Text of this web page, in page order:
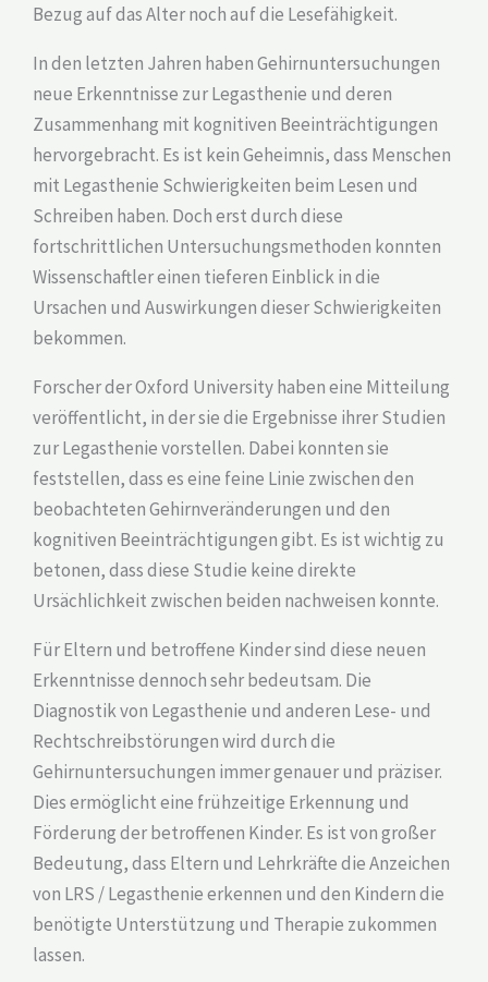
Bezug auf das Alter noch auf die Lesefähigkeit.
In den letzten Jahren haben Gehirnuntersuchungen
neue Erkenntnisse zur Legasthenie und deren
Zusammenhang mit kognitiven Beeinträchtigungen
hervorgebracht. Es ist kein Geheimnis, dass Menschen
mit Legasthenie Schwierigkeiten beim Lesen und
Schreiben haben. Doch erst durch diese
fortschrittlichen Untersuchungsmethoden konnten
Wissenschaftler einen tieferen Einblick in die
Ursachen und Auswirkungen dieser Schwierigkeiten
bekommen.
Forscher der Oxford University haben eine Mitteilung
veröffentlicht, in der sie die Ergebnisse ihrer Studien
zur Legasthenie vorstellen. Dabei konnten sie
feststellen, dass es eine feine Linie zwischen den
beobachteten Gehirnveränderungen und den
kognitiven Beeinträchtigungen gibt. Es ist wichtig zu
betonen, dass diese Studie keine direkte
Ursächlichkeit zwischen beiden nachweisen konnte.
Für Eltern und betroffene Kinder sind diese neuen
Erkenntnisse dennoch sehr bedeutsam. Die
Diagnostik von Legasthenie und anderen Lese- und
Rechtschreibstörungen wird durch die
Gehirnuntersuchungen immer genauer und präziser.
Dies ermöglicht eine frühzeitige Erkennung und
Förderung der betroffenen Kinder. Es ist von großer
Bedeutung, dass Eltern und Lehrkräfte die Anzeichen
von LRS / Legasthenie erkennen und den Kindern die
benötigte Unterstützung und Therapie zukommen
lassen.